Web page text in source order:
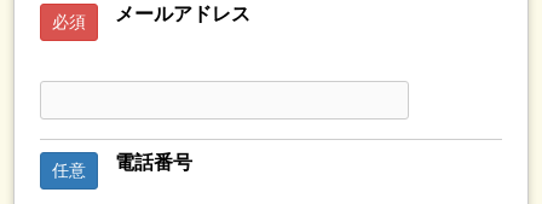
必須 メールアドレス
任意 電話番号